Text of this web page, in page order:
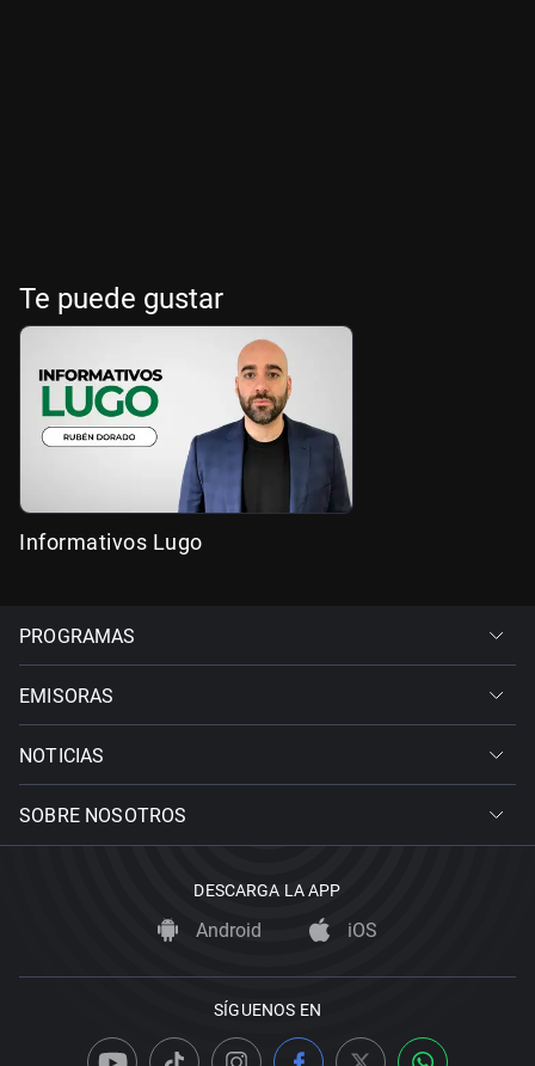
Te puede gustar
Informativos Lugo
PROGRAMAS
EMISORAS
NOTICIAS
SOBRE NOSOTROS
DESCARGA LA APP
Android iOS
SÍGUENOS EN